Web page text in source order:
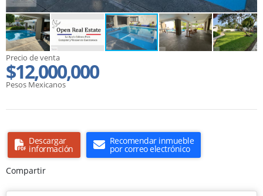
Precio de venta
$12,000,000
Pesos Mexicanos
Descargar
información
Recomendar inmueble
por correo electrónico
Compartir